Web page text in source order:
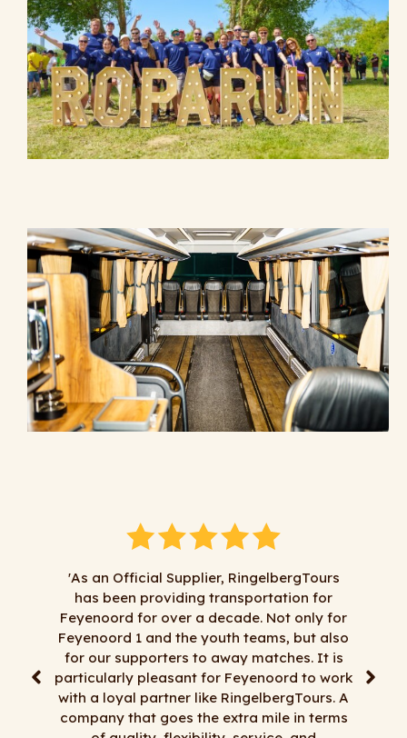
work
‘Al jaren doen wij naar volle tevredenheid
zaken met RingelbergTours. Alles kan en
alles mag, tenminste het meeste dan . Voor
korte transfers, dagtochten, meerdaagse
reizen, goede chauffeurs, flexibiliteit en
mooie bussen moet je bij RingelbergTours
zijn! Op naar nog vele jaren!